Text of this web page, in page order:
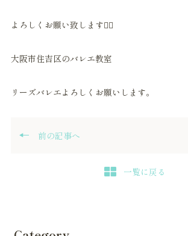
よろしくお願い致します🙇‍♀️
大阪市住吉区のバレエ教室
リーズバレエよろしくお願いします。
前の記事へ
一覧に戻る